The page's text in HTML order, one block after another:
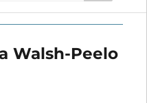
OK
Walsh-Peelo